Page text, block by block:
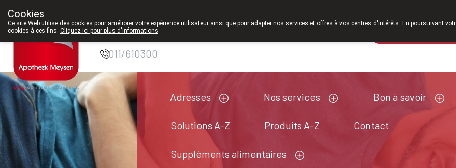
Pharmacie Meysen
SPRL
011/610300
Adresses Nos services Bon à savoir
Solutions A-Z Produits A-Z Contact
Suppléments alimentaires
Cookies
Ce site Web utilise des cookies pour améliorer votre expérience utilisateur ainsi que pour adapter nos services et offres à vos centres d'intérêts. En poursuivant
cookies à ces fins. Cliquez ici pour plus d'informations.